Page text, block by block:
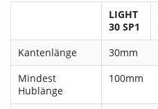
LIGHT
30 SP1
Kantenlänge
30mm
Mindest
Hublänge
100mm